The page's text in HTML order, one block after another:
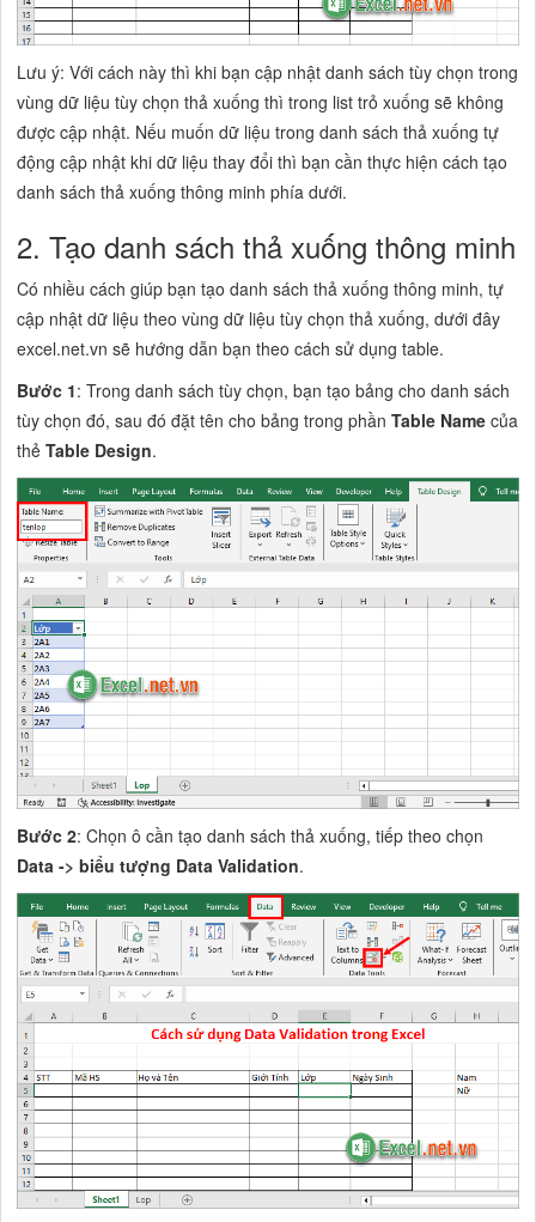
Lưu ý: Với cách này thì khi bạn cập nhật danh sách tùy chọn trong
vùng dữ liệu tùy chọn thả xuống thì trong list trỏ xuống sẽ không
được cập nhật. Nếu muốn dữ liệu trong danh sách thả xuống tự
động cập nhật khi dữ liệu thay đổi thì bạn cần thực hiện cách tạo
danh sách thả xuống thông minh phía dưới.
2. Tạo danh sách thả xuống thông minh
Có nhiều cách giúp bạn tạo danh sách thả xuống thông minh, tự
cập nhật dữ liệu theo vùng dữ liệu tùy chọn thả xuống, dưới đây
excel.net.vn sẽ hướng dẫn bạn theo cách sử dụng table.
Bước 1: Trong danh sách tùy chọn, bạn tạo bảng cho danh sách
tùy chọn đó, sau đó đặt tên cho bảng trong phầnTable Name của
thẻTable Design.
Bước 2: Chọn ô cần tạo danh sách thả xuống, tiếp theo chọn
Data -> biểu tượng Data Validation.